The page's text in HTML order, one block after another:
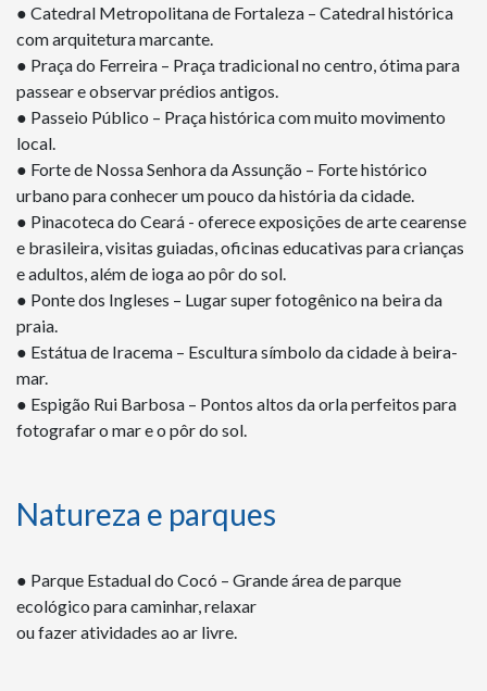
● Catedral Metropolitana de Fortaleza – Catedral histórica
com arquitetura marcante.
● Praça do Ferreira – Praça tradicional no centro, ótima para
passear e observar prédios antigos.
● Passeio Público – Praça histórica com muito movimento
local.
● Forte de Nossa Senhora da Assunção – Forte histórico
urbano para conhecer um pouco da história da cidade.
● Pinacoteca do Ceará - oferece exposições de arte cearense
e brasileira, visitas guiadas, oficinas educativas para crianças
e adultos, além de ioga ao pôr do sol.
● Ponte dos Ingleses – Lugar super fotogênico na beira da
praia.
● Estátua de Iracema – Escultura símbolo da cidade à beira-
mar.
● Espigão Rui Barbosa – Pontos altos da orla perfeitos para
fotografar o mar e o pôr do sol.
Natureza e parques
● Parque Estadual do Cocó – Grande área de parque
ecológico para caminhar, relaxar
ou fazer atividades ao ar livre.